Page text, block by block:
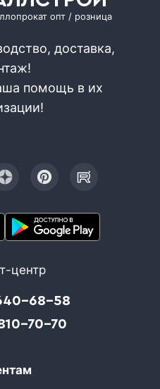
опт / розница
доставка,
помощь в их
центр
68-58
70-70